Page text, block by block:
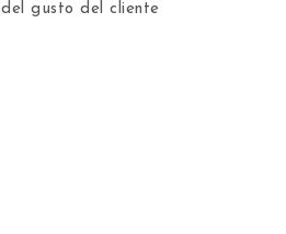
del gusto del cliente